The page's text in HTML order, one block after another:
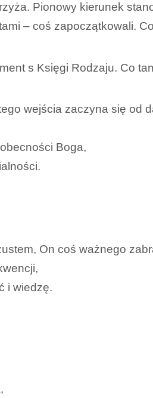
Pionowy kierunek
– coś zapoczątkowali.
s Księgi Rodzaju. Co
wejścia zaczyna się
Boga,
On coś ważnego
i wiedzę.